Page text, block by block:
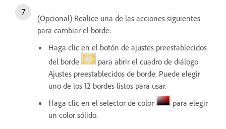
(Opcional) Realice una de las acciones siguientes
para cambiar el borde:
Haga clic en el botón de ajustes preestablecidos
del borde
para abrir el cuadro de diálogo
Ajustes preestablecidos de borde. Puede elegir
uno de los 12 bordes listos para usar.
Haga clic en el selector de color
para elegir
un color sólido.